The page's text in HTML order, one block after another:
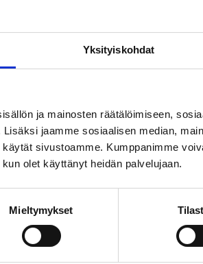
Yksityiskohdat
ja mainosten räätälöimiseen,
jaamme sosiaalisen median,
sivustoamme. Kumppanimme
olet käyttänyt heidän palvelujaan.
Mieltymykset